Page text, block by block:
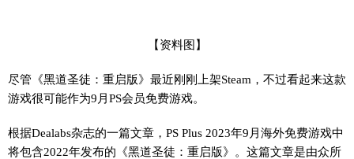
【资料图】
尽管《黑道圣徒：重启版》最近刚刚上架Steam，不过看起来这款
游戏很可能作为9月PS会员免费游戏。
根据Dealabs杂志的一篇文章，PS Plus 2023年9月海外免费游戏中
将包含2022年发布的《黑道圣徒：重启版》。这篇文章是由众所